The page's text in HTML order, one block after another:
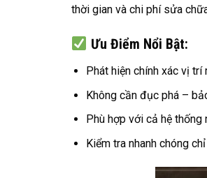
thời gian và chi phí sửa
Ưu Điểm Nổi Bật:
Phát hiện chính xác vị trí
Không cần đục phá –
Phù hợp với cả hệ
Kiểm tra nhanh chóng